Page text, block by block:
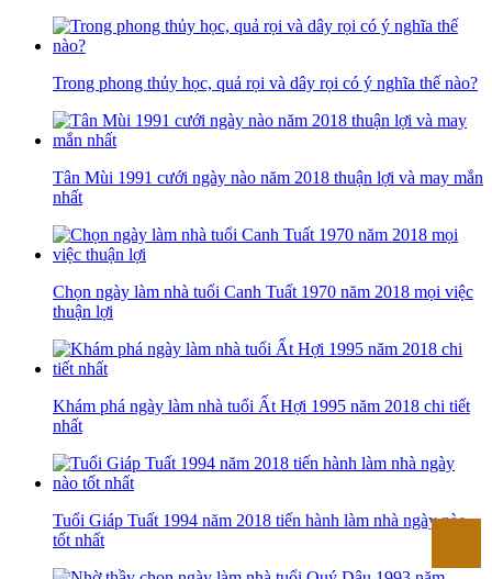
Trong phong thủy học, quả rọi và dây rọi có ý nghĩa thế nào?
Tân Mùi 1991 cưới ngày nào năm 2018 thuận lợi và may mắn
nhất
​​​​​​​Chọn ngày làm nhà tuổi Canh Tuất 1970 năm 2018 mọi việc
thuận lợi
Khám phá ngày làm nhà tuổi Ất Hợi 1995 năm 2018 chi tiết
nhất
Tuổi Giáp Tuất 1994 năm 2018 tiến hành làm nhà ngày nào
tốt nhất